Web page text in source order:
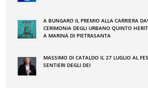
A BUNGARO IL PREMIO ALLA CARRIERA
CERIMONIA DEGLI URBANO QUINTO
A MARINA DI PIETRASANTA
MASSIMO DI CATALDO IL 27 LUGLIO AL
SENTIERI DEGLI DEI